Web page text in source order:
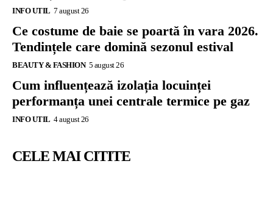
INFO UTIL 7 august 26
Ce costume de baie se poartă în vara 2026.
Tendințele care domină sezonul estival
BEAUTY & FASHION 5 august 26
Cum influențează izolația locuinței
performanța unei centrale termice pe gaz
INFO UTIL 4 august 26
CELE MAI CITITE